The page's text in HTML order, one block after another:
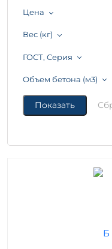
Цена
Вес (кг)
ГОСТ, Серия
Объем бетона (м3)